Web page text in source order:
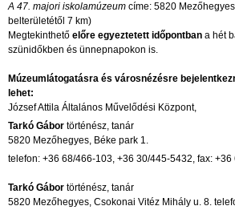
A 47. majori iskolamúzeum címe: 5820
belterületétől 7 km)
Megtekinthető előre egyeztetett időpontban a hét
szünidőkben és ünnepnapokon is.
Múzeumlátogatásra és városnézésre
lehet:
József Attila Általános Művelődési Központ,
Tarkó Gábor történész, tanár
5820 Mezőhegyes, Béke park 1.
telefon: +36 68/466-103, +36 30/445-5432, fax: +36
Tarkó Gábor történész, tanár
5820 Mezőhegyes, Csokonai Vitéz Mihály u. 8.